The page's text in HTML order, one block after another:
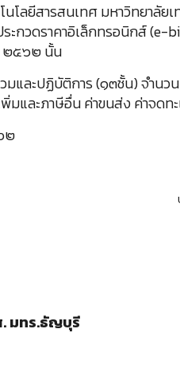
โลยีสารสนเทศ มหาวิทยาลั
กวดราคาอิเล็กทรอนิกส์ (e-
๒๕๖๒ นั้น
และปฏิบัติการ (๑๓ชั้น) จำนว
และภาษีอื่น ค่าขนส่ง ค่าจดท
๒
. มทร.ธัญบุรี